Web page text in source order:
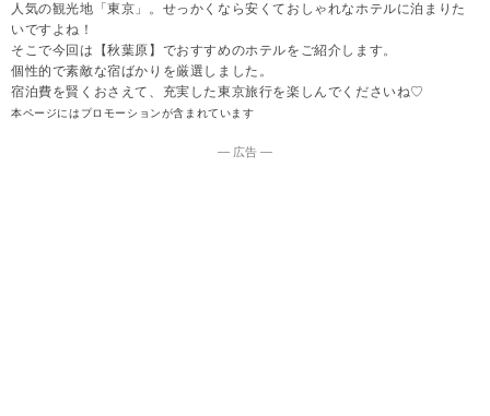
人気の観光地「東京」。せっかくなら安くておしゃれなホテルに泊まりた
いですよね！
そこで今回は【秋葉原】でおすすめのホテルをご紹介します。
個性的で素敵な宿ばかりを厳選しました。
宿泊費を賢くおさえて、充実した東京旅行を楽しんでくださいね♡
本ページにはプロモーションが含まれています
― 広告 ―